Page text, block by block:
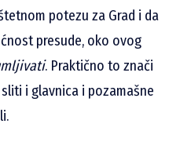
potezu za Grad i da
presude, oko ovog
. Praktično to znači
i glavnica i pozamašne